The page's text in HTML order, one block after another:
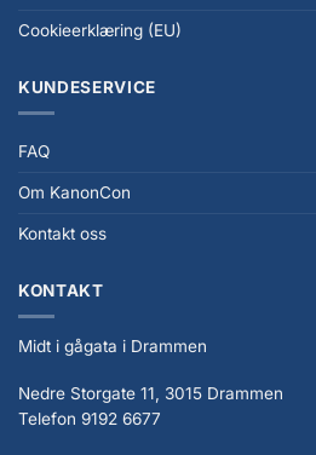
Cookieerklæring (EU)
KUNDESERVICE
FAQ
Om KanonCon
Kontakt oss
KONTAKT
Midt i gågata i Drammen
Nedre Storgate 11, 3015 Drammen
Telefon 9192 6677